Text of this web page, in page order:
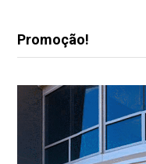
Promoção!